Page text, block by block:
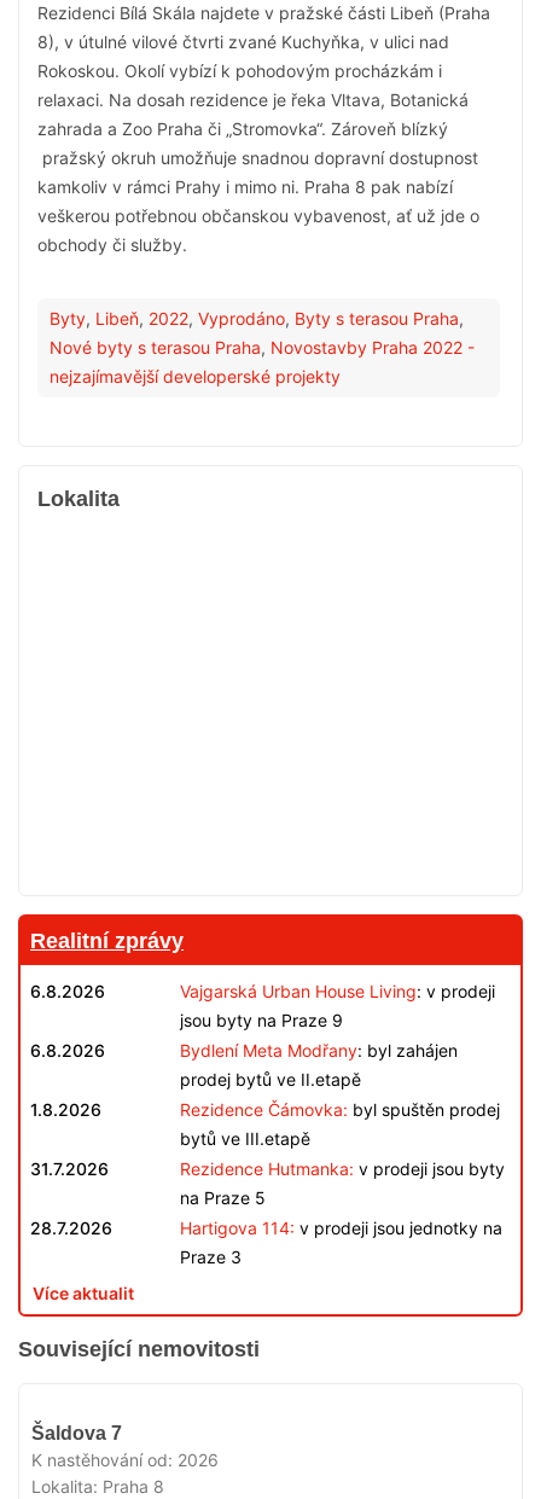
Rezidenci Bílá Skála najdete v pražské části Libeň (Praha
8), v útulné vilové čtvrti zvané Kuchyňka, v ulici nad
Rokoskou. Okolí vybízí k pohodovým procházkám i
relaxaci. Na dosah rezidence je řeka Vltava, Botanická
zahrada a Zoo Praha či „Stromovka“. Zároveň blízký
pražský okruh umožňuje snadnou dopravní dostupnost
kamkoliv v rámci Prahy i mimo ni. Praha 8 pak nabízí
veškerou potřebnou občanskou vybavenost, ať už jde o
obchody či služby.
Byty, Libeň, 2022, Vyprodáno, Byty s terasou Praha,
Nové byty s terasou Praha, Novostavby Praha 2022 -
nejzajímavější developerské projekty
Lokalita
Realitní zprávy
6.8.2026 Vajgarská Urban House Living: v prodeji
jsou byty na Praze 9
6.8.2026
Bydlení Meta Modřany: byl zahájen
prodej bytů ve II.etapě
1.8.2026
Rezidence Čámovka: byl spuštěn prodej
bytů ve III.etapě
31.7.2026
Rezidence Hutmanka: v prodeji jsou byty
na Praze 5
28.7.2026
Hartigova 114: v prodeji jsou jednotky na
Praze 3
Více aktualit
Související nemovitosti
Šaldova 7
K nastěhování od: 2026
Lokalita: Praha 8